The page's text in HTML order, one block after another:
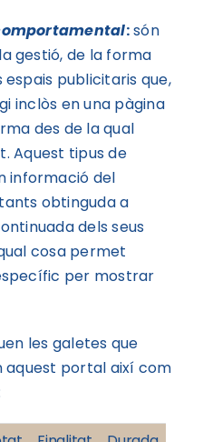
:són
gestió, de la forma
publicitaris que,
inclòs en una pàgina
des de la qual
Aquest tipus de
informació del
obtinguda a
dels seus
cosa permet
per mostrar
les galetes que
aquest portal així com